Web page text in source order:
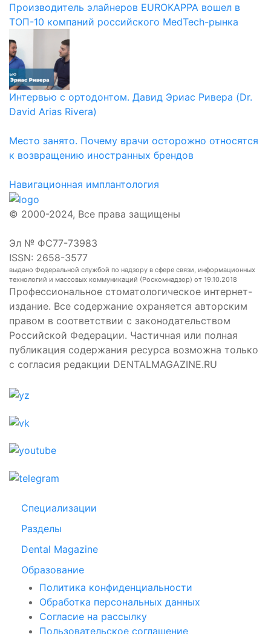
Производитель элайнеров EUROKAPPA вошел в
ТОП-10 компаний российского MedTech-рынка
Интервью с ортодонтом. Давид Эриас Ривера (Dr.
David Arias Rivera)
Место занято. Почему врачи осторожно относятся
к возвращению иностранных брендов
Навигационная имплантология
© 2000-2024, Все права защищены
Эл № ФС77-73983
ISSN: 2658-3577
выдано Федеральной службой по надзору в сфере связи, информационных
технологий и массовых коммуникаций (Роскомнадзор) от 19.10.2018
Профессиональное стоматологическое интернет-
издание. Все содержание охраняется авторским
правом в соответствии с законодательством
Российской Федерации. Частичная или полная
публикация содержания ресурса возможна только
с согласия редакции DENTALMAGAZINE.RU
Специализации
Разделы
Dental Magazine
Образование
Политика конфиденциальности
Обработка персональных данных
Согласие на рассылку
Пользовательское соглашение